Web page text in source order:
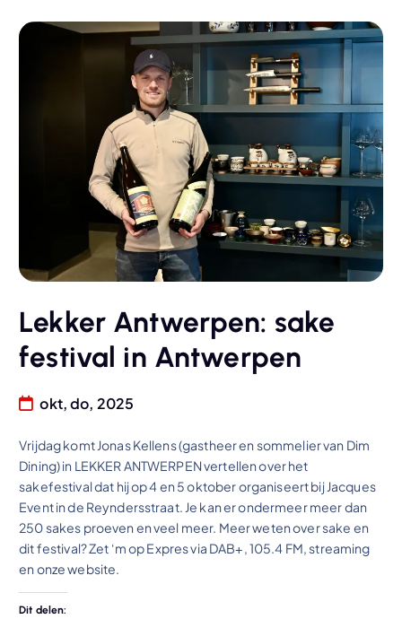
Lekker Antwerpen: sake
festival in Antwerpen
okt, do, 2025
Vrijdag komt Jonas Kellens (gastheer en sommelier van Dim
Dining) in LEKKER ANTWERPEN vertellen over het
sakefestival dat hij op 4 en 5 oktober organiseert bij Jacques
Event in de Reyndersstraat. Je kan er ondermeer meer dan
250 sakes proeven en veel meer. Meer weten over sake en
dit festival? Zet ‘m op Expres via DAB+, 105.4 FM, streaming
en onze website.
Dit delen: